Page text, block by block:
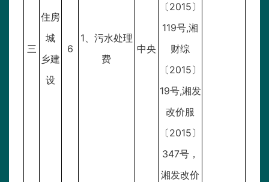
三
住房
城
乡建
设
6
1、污水处理
费
中央
〔2015〕
119号,湘
财综
〔2015〕
19号,湘发
改价服
〔2015〕
347号，
湘发改价